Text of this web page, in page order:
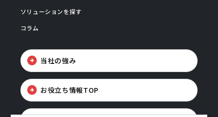
ソリューションを探す
コラム
当社の強み
お役立ち情報TOP